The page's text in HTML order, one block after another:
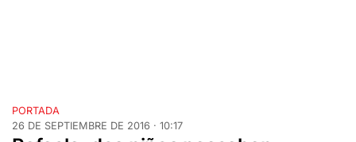
PORTADA
26 DE SEPTIEMBRE DE 2016 · 10:17